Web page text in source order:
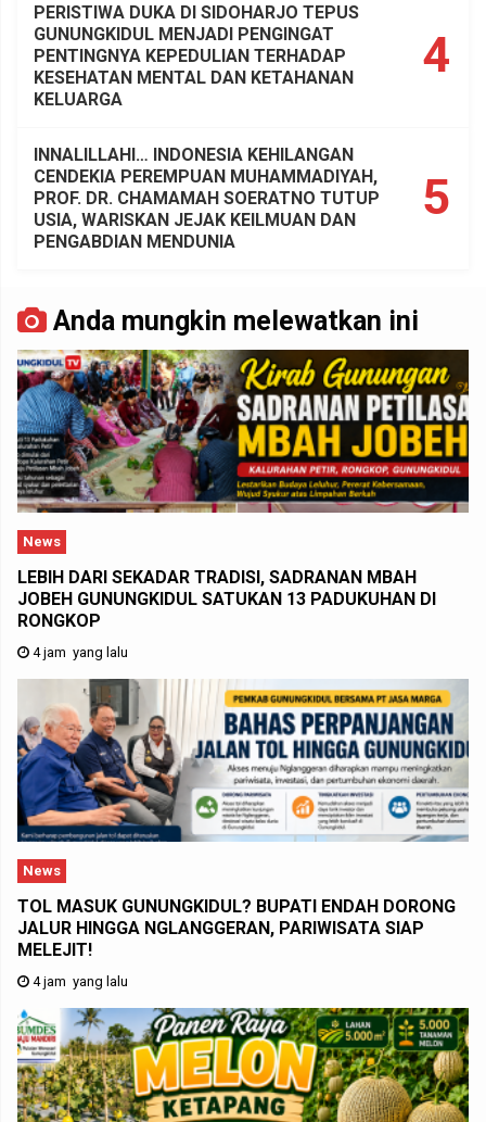
4
PERISTIWA DUKA DI SIDOHARJO TEPUS
GUNUNGKIDUL MENJADI PENGINGAT
PENTINGNYA KEPEDULIAN TERHADAP
KESEHATAN MENTAL DAN KETAHANAN
KELUARGA
5
INNALILLAHI… INDONESIA KEHILANGAN
CENDEKIA PEREMPUAN MUHAMMADIYAH,
PROF. DR. CHAMAMAH SOERATNO TUTUP
USIA, WARISKAN JEJAK KEILMUAN DAN
PENGABDIAN MENDUNIA
Anda mungkin melewatkan ini
News
LEBIH DARI SEKADAR TRADISI, SADRANAN MBAH
JOBEH GUNUNGKIDUL SATUKAN 13 PADUKUHAN DI
RONGKOP
4 jam yang lalu
News
TOL MASUK GUNUNGKIDUL? BUPATI ENDAH DORONG
JALUR HINGGA NGLANGGERAN, PARIWISATA SIAP
MELEJIT!
4 jam yang lalu